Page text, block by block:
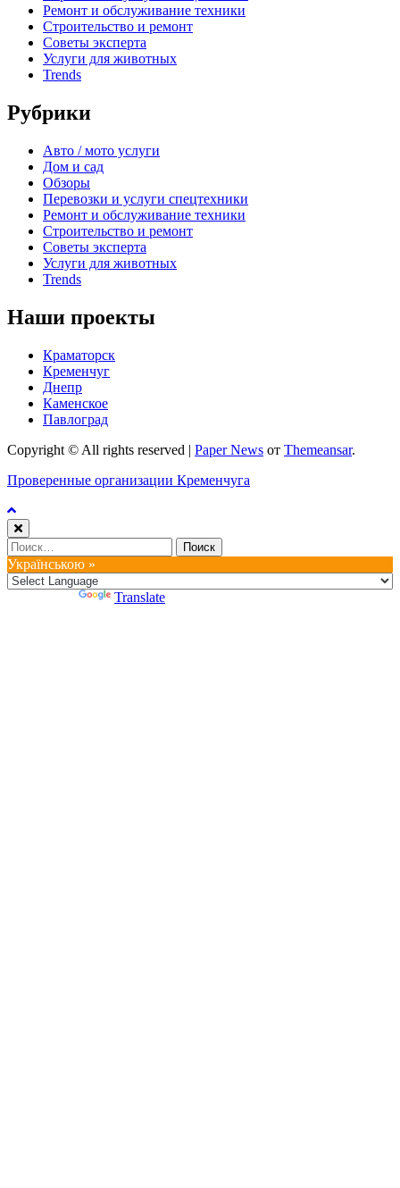
Ремонт и обслуживание техники
Строительство и ремонт
Советы эксперта
Услуги для животных
Trends
Рубрики
Авто / мото услуги
Дом и сад
Обзоры
Перевозки и услуги спецтехники
Ремонт и обслуживание техники
Строительство и ремонт
Советы эксперта
Услуги для животных
Trends
Наши проекты
Краматорск
Кременчуг
Днепр
Каменское
Павлоград
Copyright © All rights reserved | Paper News от Themeansar.
Проверенные организации Кременчуга
Найти:
Українською »
Translate